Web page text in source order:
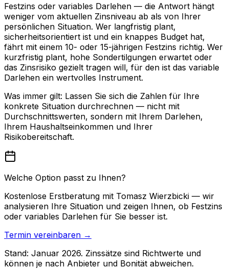
Festzins oder variables Darlehen — die Antwort hängt
weniger vom aktuellen Zinsniveau ab als von Ihrer
persönlichen Situation. Wer langfristig plant,
sicherheitsorientiert ist und ein knappes Budget hat,
fährt mit einem 10- oder 15-jährigen Festzins richtig. Wer
kurzfristig plant, hohe Sondertilgungen erwartet oder
das Zinsrisiko gezielt tragen will, für den ist das variable
Darlehen ein wertvolles Instrument.
Was immer gilt: Lassen Sie sich die Zahlen für Ihre
konkrete Situation durchrechnen — nicht mit
Durchschnittswerten, sondern mit Ihrem Darlehen,
Ihrem Haushaltseinkommen und Ihrer
Risikobereitschaft.
Welche Option passt zu Ihnen?
Kostenlose Erstberatung mit Tomasz Wierzbicki — wir
analysieren Ihre Situation und zeigen Ihnen, ob Festzins
oder variables Darlehen für Sie besser ist.
Termin vereinbaren →
Stand: Januar 2026. Zinssätze sind Richtwerte und
können je nach Anbieter und Bonität abweichen.